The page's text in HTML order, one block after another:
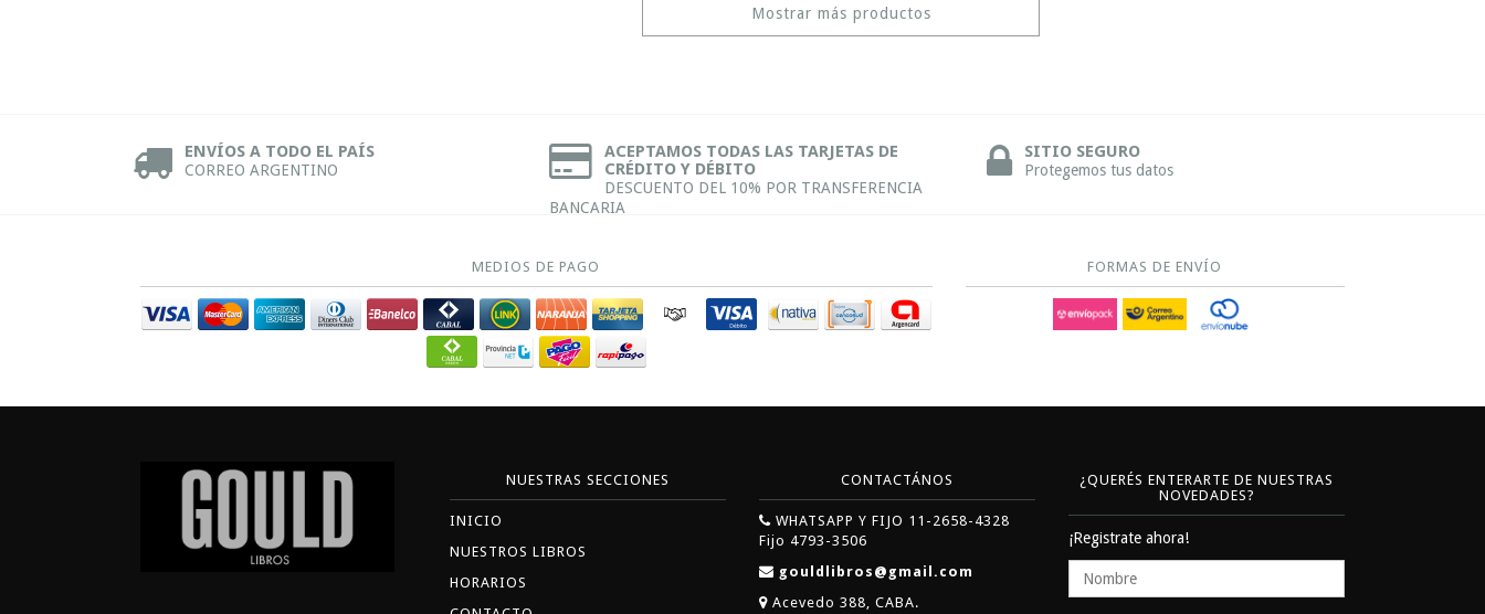
Mostrar más productos
ENVÍOS A TODO EL PAÍS
CORREO ARGENTINO
ACEPTAMOS TODAS LAS TARJETAS DE
CRÉDITO Y DÉBITO
DESCUENTO DEL 10% POR TRANSFERENCIA
BANCARIA
SITIO SEGURO
Protegemos tus datos
MEDIOS DE PAGO FORMAS DE ENVÍO
NUESTRAS SECCIONES
INICIO
NUESTROS LIBROS
HORARIOS
CONTACTÁNOS
WHATSAPP Y FIJO 11-2658-4328
Fijo 4793-3506
gouldlibros@gmail.com
Acevedo 388, CABA.
¿QUERÉS ENTERARTE DE NUESTRAS
NOVEDADES?
¡Registrate ahora!